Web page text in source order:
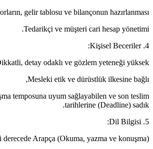
gelir tablosu ve bilançonun hazırlanması,
Tedarikçi ve müşteri cari hesap yönetimi.
4. Kişisel Beceriler:
detay odaklı ve gözlem yeteneği yüksek,
Mesleki etik ve dürüstlük ilkesine bağlı,
temposuna uyum sağlayabilen ve son teslim
tarihlerine (Deadline) sadık.
5. Dil Bilgisi:
derecede Arapça (Okuma, yazma ve konuşma),